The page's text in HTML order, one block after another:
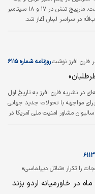
جنگ همه‌جانبه در خاورمیانه را افزایش داده است. مارپیچ تنش در ۱۷ و ۱۸ سپتامبر
در سراسر لبنان آغاز شد.
مرکز خاورمیانه و شمال
در یک حمله هوایی به…
فارن افرز نوشتروزنامه شماره ۶۱۱۵
در نشریه فارن افرز به تاریخ اول
مواجهه با تحولات جدید جهانی
مشاور امنیت ملی آمریکا در
افرز مجبور شدند بخش‌هایی از
را تکرار «شاتل دیپلماسی»
در خاورمیانه اردو بزند